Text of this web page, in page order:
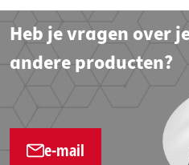
Heb je vragen over
andere producten?
e-mail